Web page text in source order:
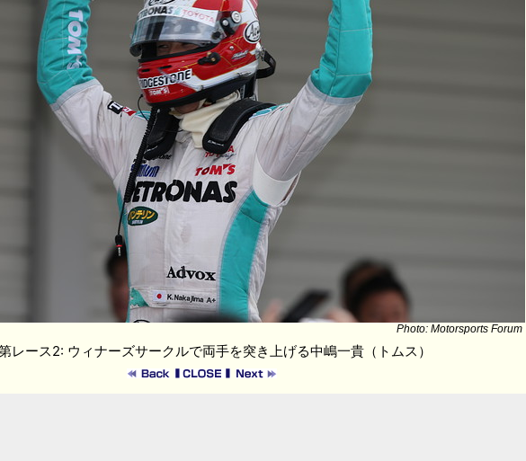
Photo: Motorsports Forum
レース2: ウィナーズサークルで両手を突き上げる中嶋一貴（トムス）